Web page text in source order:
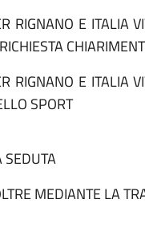
RIGNANO E ITALIA
RIGNANO E ITALIA
SPORT
SEDUTA
MEDIANTE LA